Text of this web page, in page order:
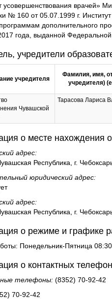
усовершенствования врачей»
№ 160 от 05.07.1999 г.
дополнительного
года, выданной
учредители
учредителя
Фамилия, имя,
учредителя)
Чувашской
Тарасова Лариса
о месте нахождения
адрес:
Республика, г.
юридический адрес:
адрес:
Республика, г.
о режиме и графике
Понедельник-Пятница
о контактных
телефоны: (8352) 70-92-42
70-92-42